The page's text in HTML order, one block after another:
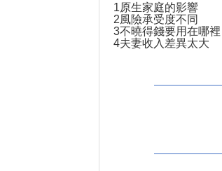
1原生家庭的影響
2風險承受度不同
3不曉得錢要用在哪
4夫妻收入差異太大